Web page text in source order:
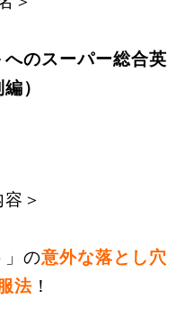
のスーパー総合英
）
＞
」の意外な落とし穴
法 ！